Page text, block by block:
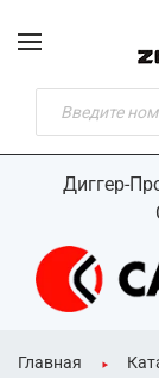
Диггер-
Главная